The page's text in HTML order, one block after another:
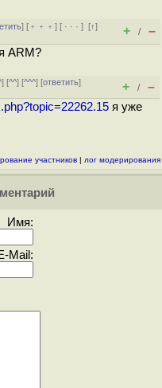
] [ ﹢﹢﹢] [ · · ·][↑]
+ / –
ARM?
] [^^] [^^^] [ответить]
+ / –
я уже
участников | лог модерирования
Имя:
Mail: